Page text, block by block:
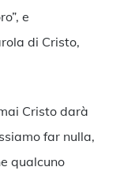
e
di Cristo,
Cristo darà
far nulla,
qualcuno